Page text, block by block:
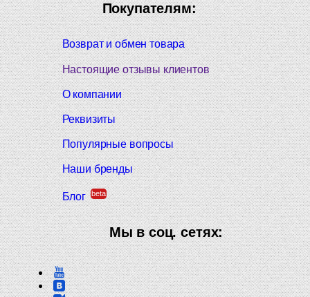
Покупателям:
Возврат и обмен товара
Настоящие отзывы клиентов
О компании
Реквизиты
Популярные вопросы
Наши бренды
Блог beta
Мы в соц. сетях: